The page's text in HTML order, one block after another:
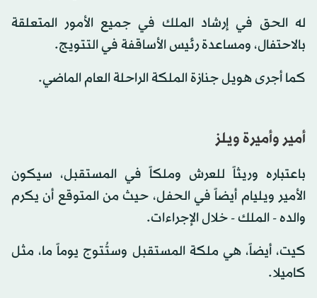
له الحق في إرشاد الملك في جميع الأمور المتعلقة
بالاحتفال، ومساعدة رئيس الأساقفة في التتويج.
كما أجرى هويل جنازة الملكة الراحلة العام الماضي.
أمير وأميرة ويلز
باعتباره وريثاً للعرش وملكاً في المستقبل، سيكون
الأمير ويليام أيضاً في الحفل، حيث من المتوقع أن يكرم
والده - الملك - خلال الإجراءات.
كيت، أيضاً، هي ملكة المستقبل وستُتوج يوماً ما، مثل
كاميلا.